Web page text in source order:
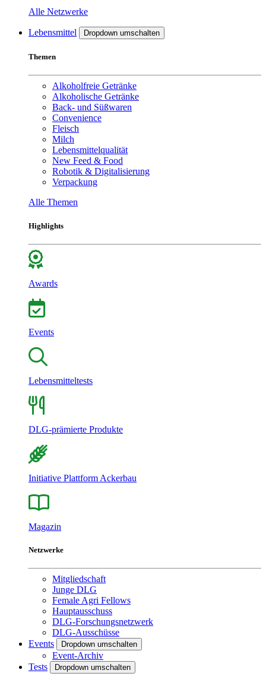
Alle Netzwerke
Lebensmittel Dropdown umschalten
Themen
Alkoholfreie Getränke
Alkoholische Getränke
Back- und Süßwaren
Convenience
Fleisch
Milch
Lebensmittelqualität
New Feed & Food
Robotik & Digitalisierung
Verpackung
Alle Themen
Highlights
Awards
Events
Lebensmitteltests
DLG-prämierte Produkte
Initiative Plattform Ackerbau
Magazin
Netzwerke
Mitgliedschaft
Junge DLG
Female Agri Fellows
Hauptausschuss
DLG-Forschungsnetzwerk
DLG-Ausschüsse
Events
Dropdown umschalten
Event-Archiv
Tests
Dropdown umschalten